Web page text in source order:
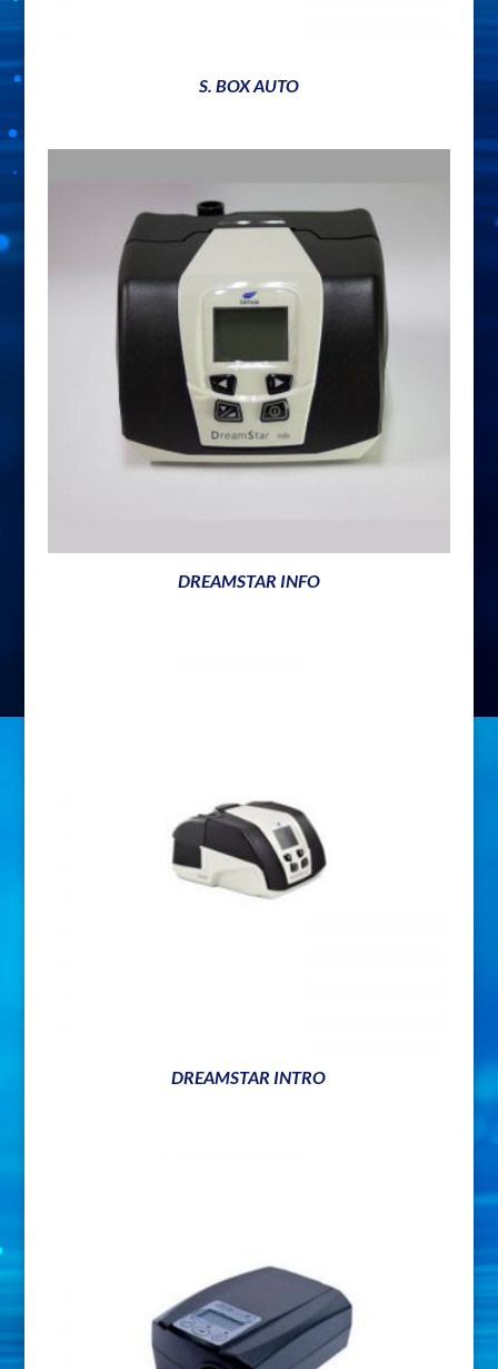
S. BOX AUTO
DREAMSTAR INFO
DREAMSTAR INTRO